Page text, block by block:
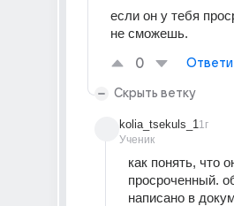
если он у тебя
не сможешь.
0
Скрыть ветку
kolia_tsekuls_1
Ученик
1г
как понять, что
просроченный.
написано в